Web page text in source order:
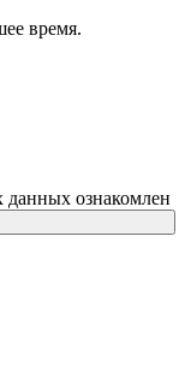
время.
данных ознакомлен